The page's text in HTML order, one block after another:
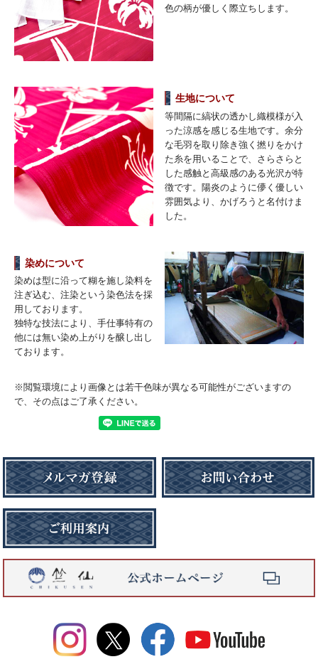
色の柄が優しく際立ちします。
生地について
等間隔に縞状の透かし織模様が入
った涼感を感じる生地です。余分
な毛羽を取り除き強く撚りをかけ
た糸を用いることで、さらさらと
した感触と高級感のある光沢が特
徴です。陽炎のように儚く優しい
雰囲気より、かげろうと名付けま
した。
染めについて
染めは型に沿って糊を施し染料を
注ぎ込む、注染という染色法を採
用しております。
独特な技法により、手仕事特有の
他には無い染め上がりを醸し出し
ております。
※閲覧環境により画像とは若干色味が異なる可能性がございますの
で、その点はご了承ください。